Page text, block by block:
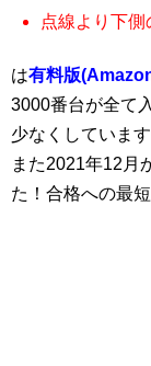
点線より下
は有料版
3000番台が全て
少なくしています
また2021年12月
た！合格への最